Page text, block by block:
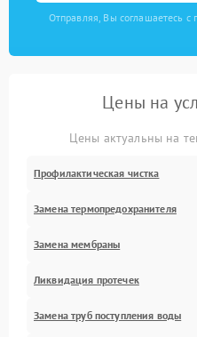
Отправляя, Вы соглашаетесь
Цены на
Цены актуальны на
Профилактическая чистка
Замена термопредохранителя
Замена мембраны
Ликвидация протечек
Замена труб поступления воды